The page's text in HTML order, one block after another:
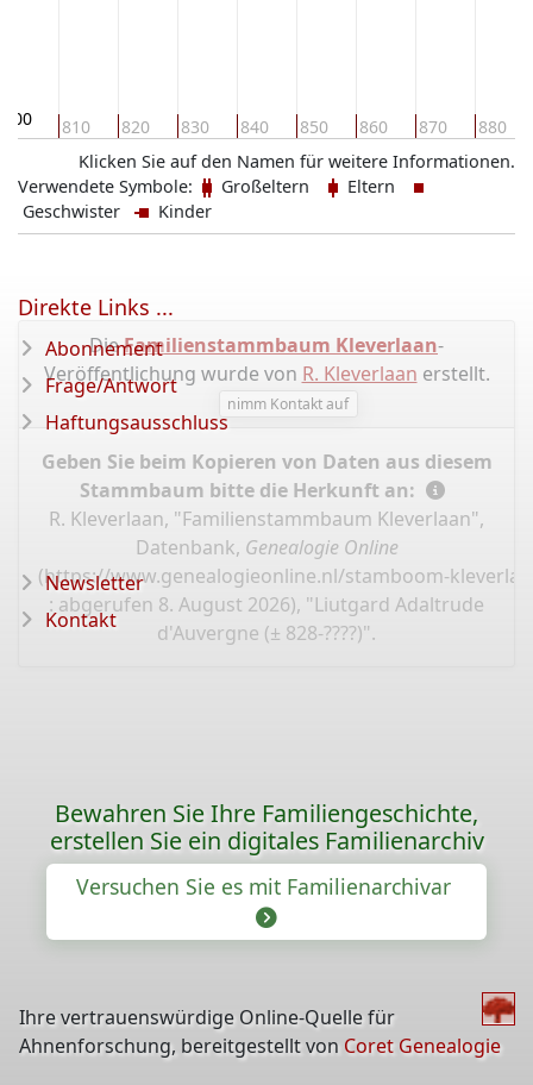
800 810 820 830 840 850 860 870 880
Klicken Sie auf den Namen für weitere Informationen.
Verwendete Symbole:
Großeltern
Eltern
Geschwister
Kinder
DieFamilienstammbaum Kleverlaan-
Veröffentlichung wurde von R. Kleverlaan erstellt.
nimm Kontakt auf
Geben Sie beim Kopieren von Daten aus diesem
Stammbaum bitte die Herkunft an:
R. Kleverlaan, "Familienstammbaum Kleverlaan",
Datenbank, Genealogie Online
(https://www.genealogieonline.nl/stamboom-
: abgerufen 8. August 2026), "Liutgard Adaltrude
d'Auvergne (± 828-????)".
Direkte Links ...
Abonnement
Frage/Antwort
Haftungsausschluss
Newsletter
Kontakt
Bewahren Sie Ihre Familiengeschichte,
erstellen Sie ein digitales Familienarchiv
Versuchen Sie es mit Familienarchivar
Ihre vertrauenswürdige Online-Quelle für
Ahnenforschung, bereitgestellt von Coret Genealogie